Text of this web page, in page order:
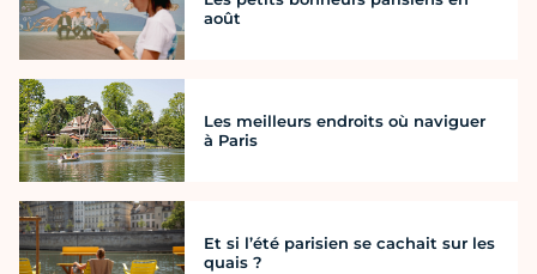
août
Les meilleurs endroits où naviguer
à Paris
Et si l’été parisien se cachait sur les
quais ?